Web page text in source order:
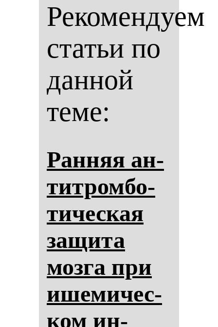
Рекомендуем
статьи по
данной
теме:
Ран­няя ан­
тит­ром­бо­
ти­чес­кая
за­щи­та
моз­га при
ише­ми­чес­
ком ин­